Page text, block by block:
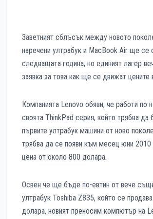
Заветният сблъсък между новото
наречени ултрабук и MacBook Air ще се
следващата година, но единият лагер
заявка за това как ще се движат цените
Компанията Lenovo обяви, че работи по
своята ThinkPad серия, който трябва
първите ултрабук машини от ново
трябва да се появи към месец юни 2010
цена от около 800 долара.
Освен че ще бъде по-евтин от вече
ултрабук Toshiba Z835, който се
долара, новият преносим компютър на